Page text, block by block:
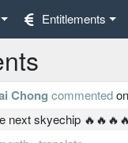
Entitlements
Chong commentedon
next skyechip